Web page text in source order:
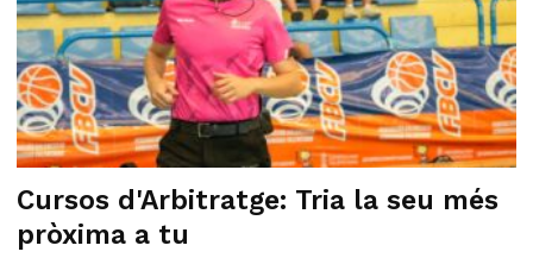
Cursos d'Arbitratge: Tria la seu més
pròxima a tu